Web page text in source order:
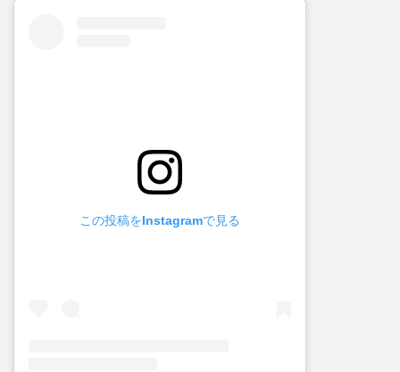
この投稿をInstagramで見る